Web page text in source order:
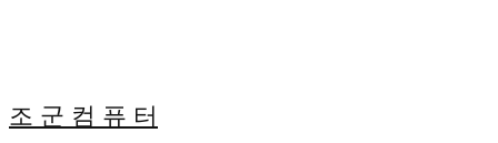
조 군 컴 퓨 터